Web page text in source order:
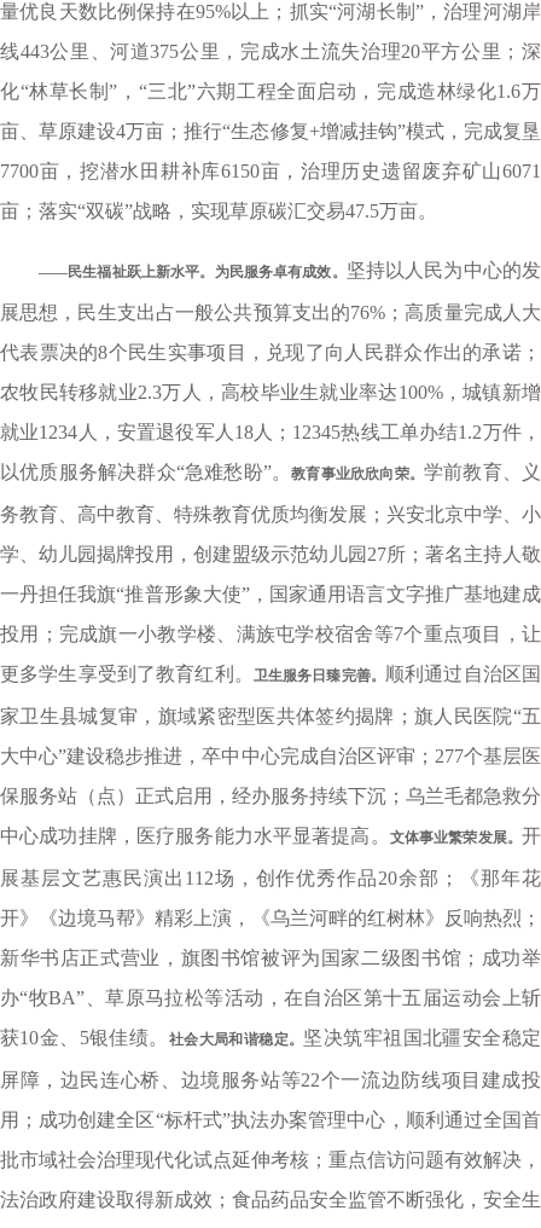
量优良天数比例保持在95%以上；抓实“河湖长制”，治理河湖岸
线443公里、河道375公里，完成水土流失治理20平方公里；深
化“林草长制”，“三北”六期工程全面启动，完成造林绿化1.6万
亩、草原建设4万亩；推行“生态修复+增减挂钩”模式，完成复垦
7700亩，挖潜水田耕补库6150亩，治理历史遗留废弃矿山6071
亩；落实“双碳”战略，实现草原碳汇交易47.5万亩。
——民生福祉跃上新水平。 为民服务卓有成效。 坚持以人民为中心的发
展思想，民生支出占一般公共预算支出的76%；高质量完成人大
代表票决的8个民生实事项目，兑现了向人民群众作出的承诺；
农牧民转移就业2.3万人，高校毕业生就业率达100%，城镇新增
就业1234人，安置退役军人18人；12345热线工单办结1.2万件，
以优质服务解决群众“急难愁盼”。教育事业欣欣向荣。学前教育、义
务教育、高中教育、特殊教育优质均衡发展；兴安北京中学、小
学、幼儿园揭牌投用，创建盟级示范幼儿园27所；著名主持人敬
一丹担任我旗“推普形象大使”，国家通用语言文字推广基地建成
投用；完成旗一小教学楼、满族屯学校宿舍等7个重点项目，让
更多学生享受到了教育红利。
卫生服务日臻完善。 顺利通过自治区国
家卫生县城复审，旗域紧密型医共体签约揭牌；旗人民医院“五
大中心”建设稳步推进，卒中中心完成自治区评审；277个基层医
保服务站（点）正式启用，经办服务持续下沉；乌兰毛都急救分
中心成功挂牌，医疗服务能力水平显著提高。
文体事业繁荣发展。开
展基层文艺惠民演出112场，创作优秀作品20余部；《那年花
开》《边境马帮》精彩上演，《乌兰河畔的红树林》反响热烈；
新华书店正式营业，旗图书馆被评为国家二级图书馆；成功举
办“牧BA”、草原马拉松等活动，在自治区第十五届运动会上斩
获10金、5银佳绩。
社会大局和谐稳定。 坚决筑牢祖国北疆安全稳定
屏障，边民连心桥、边境服务站等22个一流边防线项目建成投
用；成功创建全区“标杆式”执法办案管理中心，顺利通过全国首
批市域社会治理现代化试点延伸考核；重点信访问题有效解决，
法治政府建设取得新成效；食品药品安全监管不断强化，安全生